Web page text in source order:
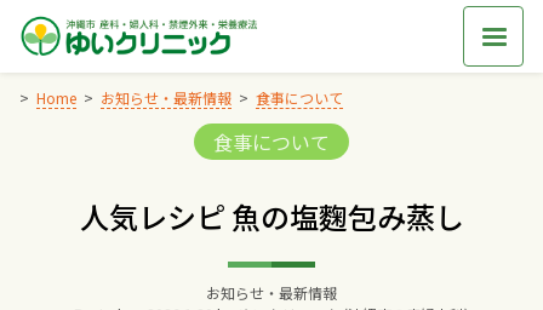
Skip
content
Home お知らせ・最新情報 食事について
Categories:
食事について
人気レシピ 魚の塩麴包み蒸し
お知らせ・最新情報